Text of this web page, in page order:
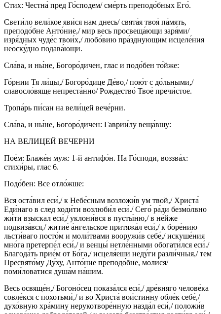
Стих: Честна́ пред Го́сподем/ сме́рть преподо́бных Его́.
Свети́ло вели́кое яви́ся нам днесь/ свята́я твоя́ па́мять,
преподо́бне Анто́ние,/ мир весь просвеща́ющи заря́ми/
изря́дных чуде́с твои́х,/ любо́вию пра́зднующим исцеле́ния
неоску́дно подава́ющи.
Сла́ва, и ны́не, Богоро́дичен, глас и подо́бен то́йже:
Го́рнии Тя ли́цы,/ Богоро́дице Де́во,/ пою́т с до́льными,/
славосло́вяще непреста́нно/ Рождество́ Твое́ пречи́стое.
Тропа́рь пи́сан на вели́цей вече́рни.
Сла́ва, и ны́не, Богоро́дичен: Гаврии́лу веща́вшу:
НА ВЕЛИЦЕЙ ВЕЧЕРНИ
Пое́м: Блаже́н муж: 1-й антифо́н. На Го́споди, воззва́х:
стихи́ры, глас 6.
Подо́бен: Все отло́жше:
Вся оста́вил еси́,/ к Небе́сным возложи́в ум твой,/ Христа́
Еди́наго в след ходи́ти возлюби́л еси́./ Сего́ ра́ди безмо́лвно
жи́ти взыскал еси́,/ уклони́вся в пусты́ню,/ в не́йже
подвиза́вся,/ житие́ а́нгельское притяжа́л еси́,/ к боре́нию
льсти́ваго посто́м и моли́твами вооружи́в себе́,/ искуше́ния
мно́га претерпе́л еси́,/ и венцы́ нетле́нными обогати́лся еси́./
Благода́ть прие́м от Бо́га,/ исцеля́еши неду́ги разли́чныя,/ тем
Пресвято́му Ду́ху, Анто́ние преподо́бне, моли́ся/
поми́ловатися душа́м на́шим.
Весь освяще́н,/ Богоно́сец показа́лся еси́,/ дре́вняго челове́ка
совле́кся с похотьми́,/ и во Христа́ вои́стинну обле́к себе́,/
духо́вную хра́мину нерукотворе́нную назда́л еси́,/ положи́в